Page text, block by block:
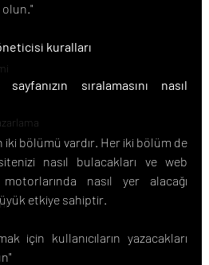
kuralları
sıralamasını nasıl
iki bölümü vardır. Her iki bölüm de
nasıl bulacakları ve web
nasıl yer alacağı
etkiye sahiptir.
için kullanıcıların yazacakları